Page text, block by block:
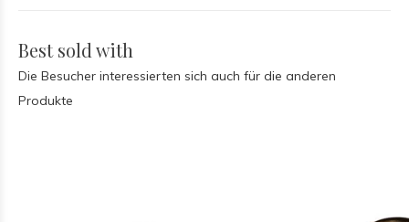
Best sold with
Die Besucher interessierten sich auch für die anderen
Produkte